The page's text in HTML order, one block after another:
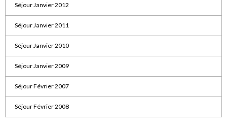
Séjour Janvier 2012
Séjour Janvier 2011
Séjour Janvier 2010
Séjour Janvier 2009
Séjour Février 2007
Séjour Février 2008